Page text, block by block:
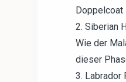
Doppelcoat
2. Siberian
Wie der
dieser
3. Labrador